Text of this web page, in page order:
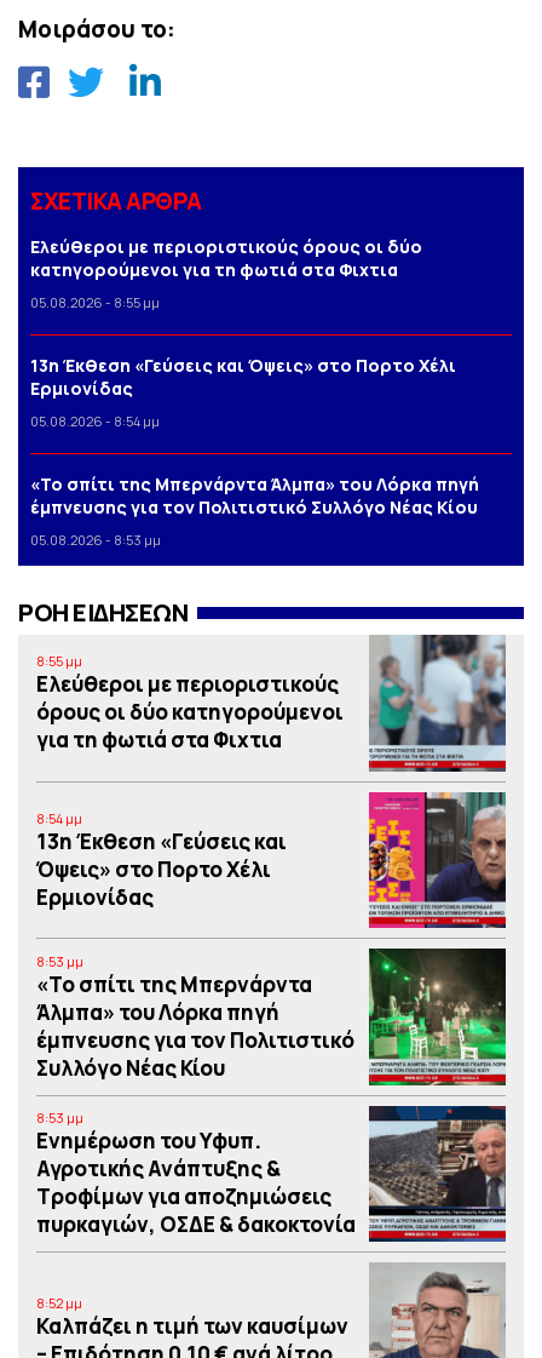
Μοιράσου το:
ΣΧΕΤΙΚΑ ΑΡΘΡΑ
Ελεύθεροι με περιοριστικούς όρους οι δύο
κατηγορούμενοι για τη φωτιά στα Φιχτια
05.08.2026 - 8:55 μμ
13η Έκθεση «Γεύσεις και Όψεις» στο Πορτο Xέλι
Ερμιονίδας
05.08.2026 - 8:54 μμ
«Το σπίτι της Μπερνάρντα Άλμπα» του Λόρκα πηγή
έμπνευσης για τον Πολιτιστικό Συλλόγο Νέας Κίου
05.08.2026 - 8:53 μμ
ΡΟΗ ΕΙΔΗΣΕΩΝ
8:55 μμ
Ελεύθεροι με περιοριστικούς
όρους οι δύο κατηγορούμενοι
για τη φωτιά στα Φιχτια
8:54 μμ
13η Έκθεση «Γεύσεις και
Όψεις» στο Πορτο Xέλι
Ερμιονίδας
8:53 μμ
«Το σπίτι της Μπερνάρντα
Άλμπα» του Λόρκα πηγή
έμπνευσης για τον Πολιτιστικό
Συλλόγο Νέας Κίου
8:53 μμ
Eνημέρωση του Υφυπ.
Αγροτικής Ανάπτυξης &
Τροφίμων για αποζημιώσεις
πυρκαγιών, ΟΣΔΕ & δακοκτονία
8:52 μμ
Καλπάζει η τιμή των καυσίμων